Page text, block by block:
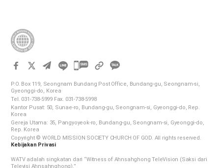
sampai pada kesudahannya akan selamat. Mat 10:21-22 Alkitab
mengajarkan kita bahwa hanya orang yang bertahan sampai
pada kesudahannya diselamatkan. Seberapa besar pun iman
kita di masa lalu, jika kita meninggalkan kebenaran dan tidak
harus menerima berkat keselamatan dengan mengatasi
kesulitan dengan ketekunan. “Kalau kamu tetap bertahan, kamu
akan memperoleh hidupmu.” Luk 21:19 Ayat di atas menegaskan
bahwa jika kita bertahan…
카
오
공
유
하
P.O. Box 119, Seongnam Bundang Post Office, Bundang-gu, Seongnam-si,
Gyeonggi-do, Korea
Tel. 031-738-5999 Fax. 031-738-5998
Kantor Pusat: 50, Sunae-ro, Bundang-gu, Seongnam-si, Gyeonggi-do, Rep.
Korea
Gereja Utama: 35, Pangyoyeok-ro, Bundang-gu, Seongnam-si, Gyeonggi-do,
Rep. Korea
Copyright © WORLD MISSION SOCIETY CHURCH OF GOD. All rights reserved.
Kebijakan Privasi
WATV adalah singkatan dari “Witness of Ahnsahghong TeleVision (Saksi dari
Televisi Ahnsahnghong).”